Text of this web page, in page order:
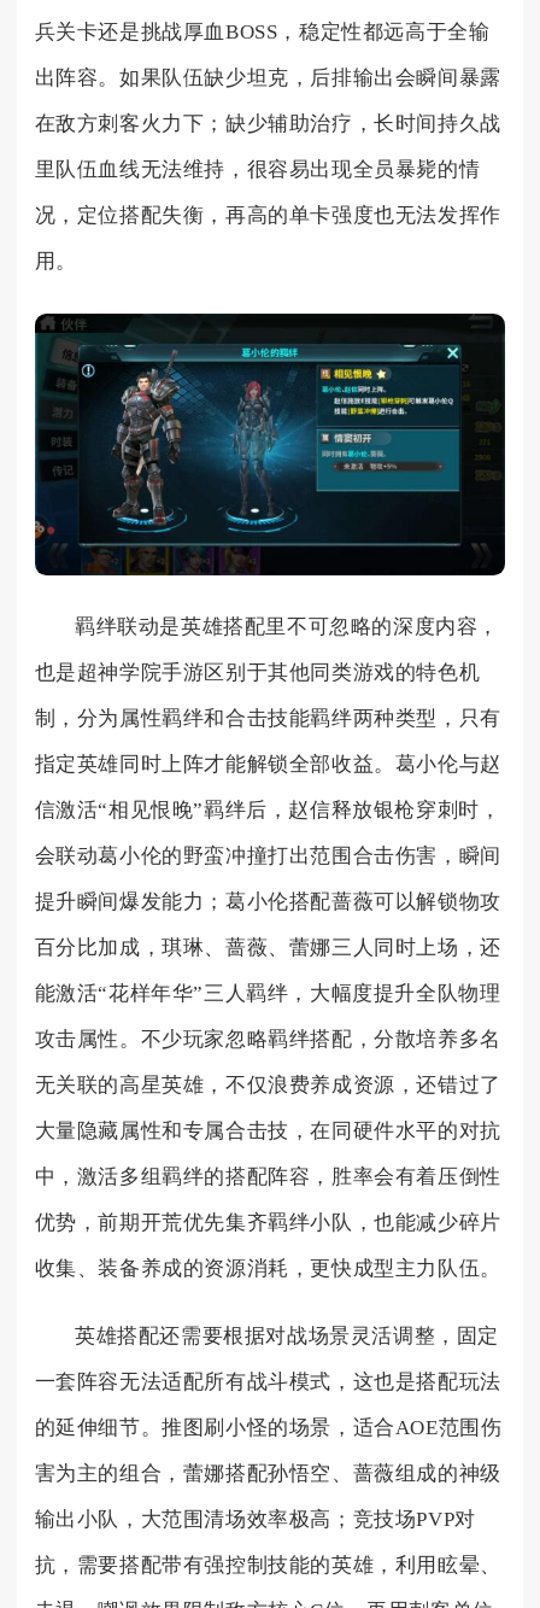
兵关卡还是挑战厚血BOSS，稳定性都远高于全输
出阵容。如果队伍缺少坦克，后排输出会瞬间暴露
在敌方刺客火力下；缺少辅助治疗，长时间持久战
里队伍血线无法维持，很容易出现全员暴毙的情
况，定位搭配失衡，再高的单卡强度也无法发挥作
用。
羁绊联动是英雄搭配里不可忽略的深度内容，
也是超神学院手游区别于其他同类游戏的特色机
制，分为属性羁绊和合击技能羁绊两种类型，只有
指定英雄同时上阵才能解锁全部收益。葛小伦与赵
信激活“相见恨晚”羁绊后，赵信释放银枪穿刺时，
会联动葛小伦的野蛮冲撞打出范围合击伤害，瞬间
提升瞬间爆发能力；葛小伦搭配蔷薇可以解锁物攻
百分比加成，琪琳、蔷薇、蕾娜三人同时上场，还
能激活“花样年华”三人羁绊，大幅度提升全队物理
攻击属性。不少玩家忽略羁绊搭配，分散培养多名
无关联的高星英雄，不仅浪费养成资源，还错过了
大量隐藏属性和专属合击技，在同硬件水平的对抗
中，激活多组羁绊的搭配阵容，胜率会有着压倒性
优势，前期开荒优先集齐羁绊小队，也能减少碎片
收集、装备养成的资源消耗，更快成型主力队伍。
英雄搭配还需要根据对战场景灵活调整，固定
一套阵容无法适配所有战斗模式，这也是搭配玩法
的延伸细节。推图刷小怪的场景，适合AOE范围伤
害为主的组合，蕾娜搭配孙悟空、蔷薇组成的神级
输出小队，大范围清场效率极高；竞技场PVP对
抗，需要搭配带有强控制技能的英雄，利用眩晕、